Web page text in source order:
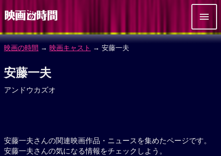
映画の時間 → 映画キャスト → 安藤一夫
安藤一夫
アンドウカズオ
安藤一夫さんの関連映画作品・ニュースを集めたページです。
安藤一夫さんの気になる情報をチェックしよう。